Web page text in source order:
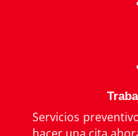
Servicios
hacer una cita